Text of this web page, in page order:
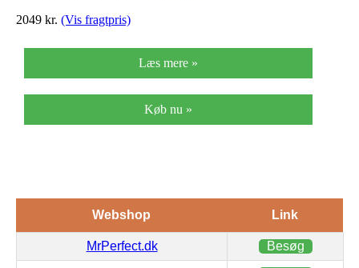
2049 kr. (Vis fragtpris)
Læs mere »
Køb nu »
Webshop Link
MrPerfect.dk Besøg